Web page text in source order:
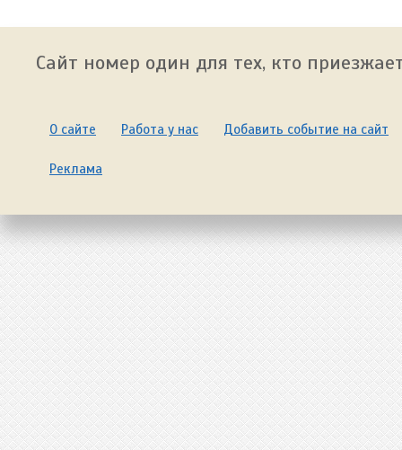
Сайт номер один для тех, кто
О сайте Работа у нас Добавить событие на сайт
Реклама